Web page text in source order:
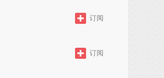
订阅
订阅